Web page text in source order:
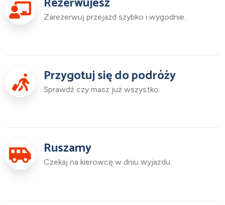
Zarezerwuj przejazd szybko i wygodnie.
Przygotuj się do podróży
Sprawdź czy masz już wszystko.
Ruszamy
Czekaj na kierowcę w dniu wyjazdu.